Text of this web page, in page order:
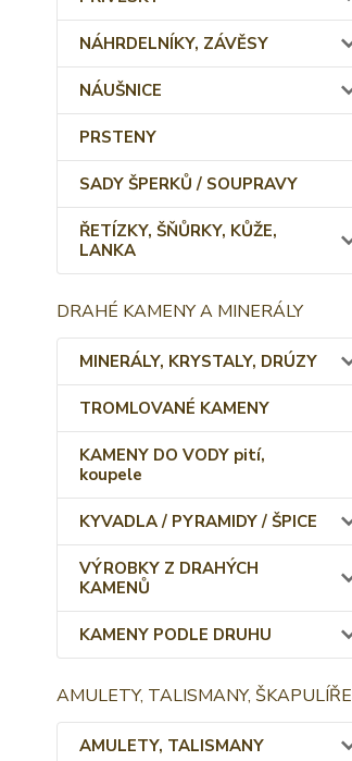
NÁHRDELNÍKY, ZÁVĚSY
NÁUŠNICE
PRSTENY
SADY ŠPERKŮ / SOUPRAVY
ŘETÍZKY, ŠŇŮRKY, KŮŽE,
LANKA
DRAHÉ KAMENY A MINERÁLY
MINERÁLY, KRYSTALY, DRÚZY
TROMLOVANÉ KAMENY
KAMENY DO VODY pití,
koupele
KYVADLA / PYRAMIDY / ŠPICE
VÝROBKY Z DRAHÝCH
KAMENŮ
KAMENY PODLE DRUHU
AMULETY, TALISMANY, ŠKAPULÍŘE
AMULETY, TALISMANY